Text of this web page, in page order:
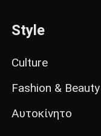
Style
Culture
Fashion & Beauty
Αυτοκίνητο